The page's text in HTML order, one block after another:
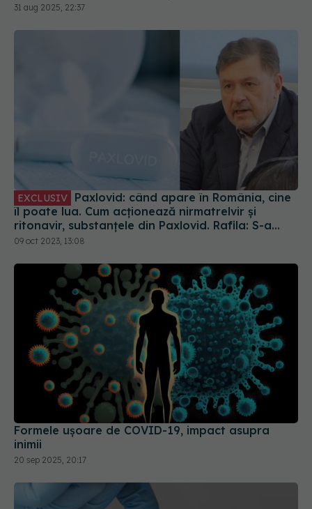
31 aug 2025, 22:37
EXCLUSIV
îl poate lua. Cum acționează nirmatrelvir și
ritonavir, substanțele din Paxlovid. Rafila: S-a
semnat contractul. Va fi disponibil la
09 oct 2023, 13:08
Formele ușoare de COVID-19, impact asupra
inimii
20 sep 2025, 20:17